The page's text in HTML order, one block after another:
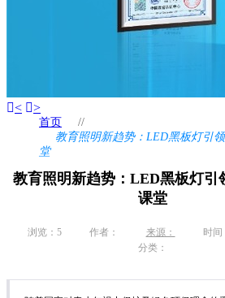
< >
首页
//
教育照明新趋势：LED黑板灯引
堂
教育照明新趋势：LED黑板灯引
课堂
浏览： 5 作者： 来源：
时间
分类：